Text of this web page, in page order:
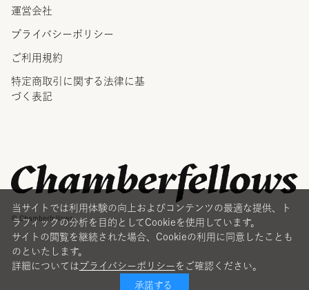
運営会社
プライバシーポリシー
ご利用規約
特定商取引に関する法律に 基
づく表記
© Chamberfellows
当サイトでは利用体験の向上およびコンテンツの最適な提供、ト
ラフィックの分析を目的としてCookieを使用しています。
サイトの閲覧を継続された場合、Cookieの利用に同意したことも
のといたします。
詳細については プライバシーポリシー をご確認ください。
承諾する